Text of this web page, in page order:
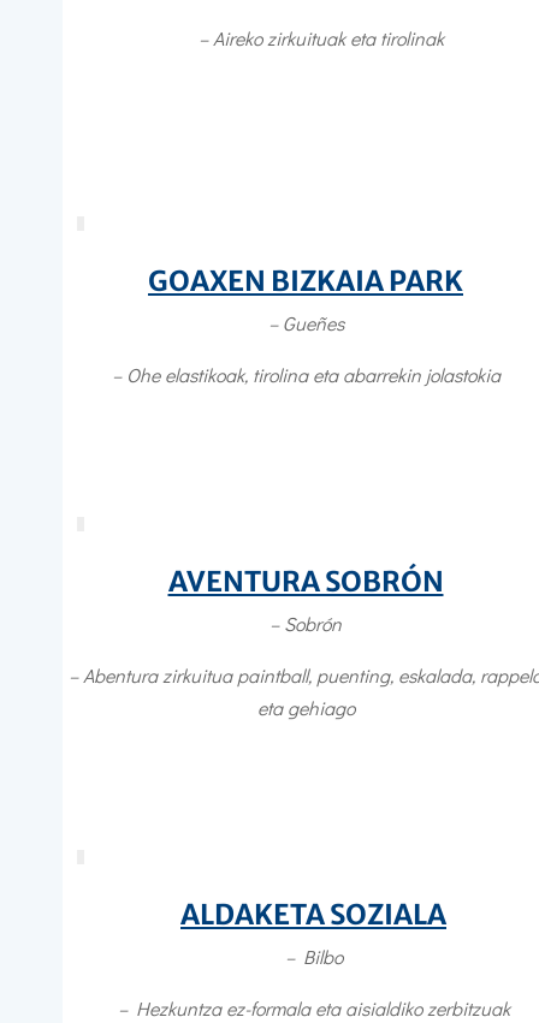
–Aireko zirkuituak eta tirolinak
GOAXEN BIZKAIA PARK
– Gueñes
– Ohe elastikoak, tirolina eta abarrekin jolastokia
AVENTURA SOBRÓN
– Sobrón
–Abentura zirkuitua paintball, puenting, eskalada,
eta gehiago
ALDAKETA SOZIALA
– Bilbo
– Hezkuntza ez-formala eta aisialdiko zerbitzuak